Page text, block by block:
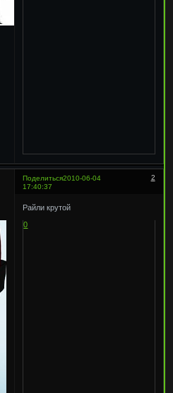
Поделиться 2
2010-06-04
17:40:37
Райли крутой
0